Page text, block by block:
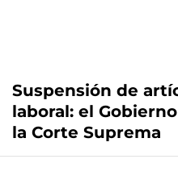
Suspensión de
laboral: el
la Corte Suprema